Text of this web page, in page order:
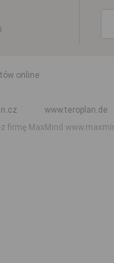
online
www.teroplan.de
firmę MaxMind